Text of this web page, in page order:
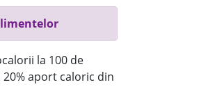
la 100 de
aport caloric din